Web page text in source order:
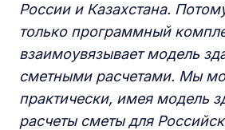
России и Казахстана.
только программный
взаимоувязывает модель
сметными расчетами. Мы
практически, имея модель
расчеты сметы для